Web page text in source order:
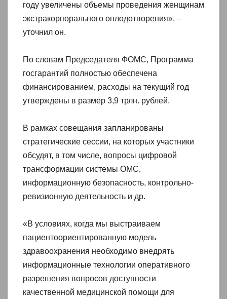
году увеличены объемы проведения женщинам
экстракорпорального оплодотворения», –
уточнил он.
По словам Председателя ФОМС, Программа
госгарантий полностью обеспечена
финансированием, расходы на текущий год
утверждены в размер 3,9 трлн. рублей.
В рамках совещания запланированы
стратегические сессии, на которых участники
обсудят, в том числе, вопросы цифровой
трансформации системы ОМС,
информационную безопасность, контрольно-
ревизионную деятельность и др.
«В условиях, когда мы выстраиваем
пациентоориентированную модель
здравоохранения необходимо внедрять
информационные технологии оперативного
разрешения вопросов доступности
качественной медицинской помощи для